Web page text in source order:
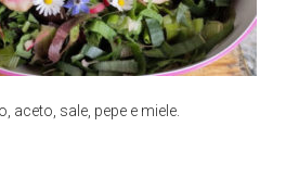
sale, pepe e miele.